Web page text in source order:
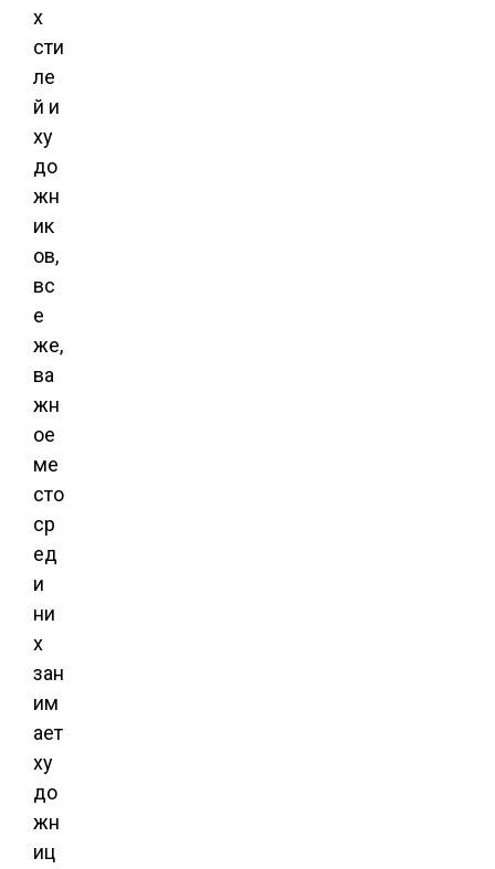
х
сти
ле
й и
ху
до
жн
ик
ов,
вс
е
же,
ва
жн
ое
ме
сто
ср
ед
и
ни
х
зан
им
ает
ху
до
жн
иц